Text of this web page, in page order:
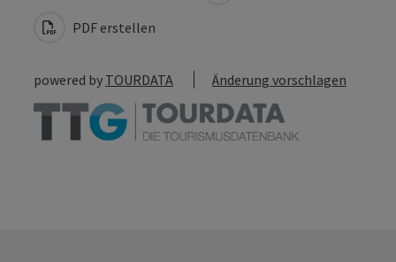
PDF erstellen
powered by TOURDATA Änderung vorschlagen